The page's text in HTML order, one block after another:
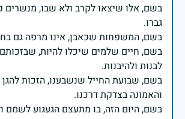
בשם, אלו שיצאו לקרב ולא שבו, מנשרים
בשם, חיים שלמים שיכלו להיות,
בשם, שבועת החייל שנשבענו, הזכות להגן
בשם, היום הזה, בו מתעצם הגעגוע לשמם